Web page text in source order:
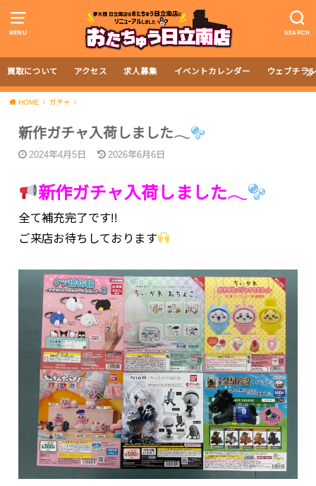
MENU SEARCH
買取について アクセス 求人募集 イベントカレンダー ウェブチラ
HOME ガチャ
新作ガチャ入荷しました𓂃
2024年4月5日 2026年6月6日
新作ガチャ入荷しました𓂃
全て補充完了です!!
ご来店お待ちしております